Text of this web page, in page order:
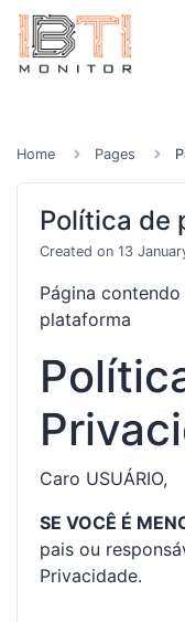
Home Pages
Política de
Created on 13
Página
plataforma
Caro USUÁRIO,
SE VOCÊ É
pais ou
Privacidade.